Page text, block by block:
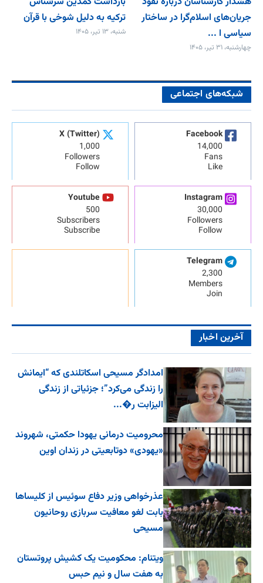
جریان‌های اسلام‌گرا در ساختار
سیاسی ا ...
چهارشنبه، ۳۱ تیر، ۱۴۰۵
ترکیه به دلیل شوخی با قرآن
شنبه، ۱۳ تیر، ۱۴۰۵
شبکه‌های اجتماعی
Facebook
14,000
Fans
Like
X (Twitter)
1,000
Followers
Follow
Instagram
30,000
Followers
Follow
Youtube
500
Subscribers
Subscribe
Telegram
2,300
Members
Join
آخرین اخبار
امدادگر مسیحی اسکاتلندی که “ایمانش
را زندگی می‌کرد”؛ جزئیاتی از زندگی
الیزابت ر�...
محرومیت درمانی یهودا حکمتی، شهروند
«یهودی» دوتابعیتی در زندان اوین
عذرخواهی وزیر دفاع سوئیس از کلیساها
بابت لغو معافیت سربازی روحانیون
مسیحی
ویتنام: محکومیت یک کشیش پروتستان
به هفت سال و نیم حبس